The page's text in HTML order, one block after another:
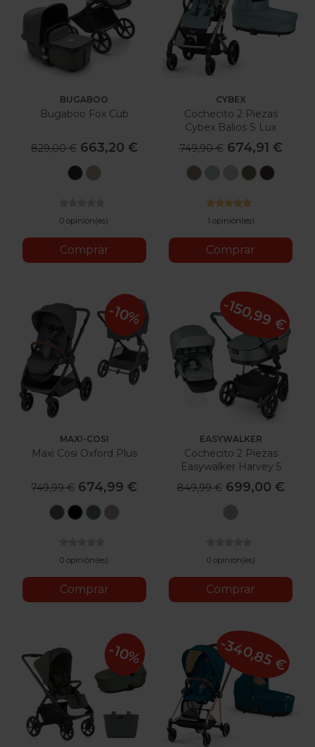
BUGABOO
Bugaboo Fox Cub
829,00 € 663,20 €
NegroBeige
0 opinión(es)
Comprar
CYBEX
Cochecito 2 Piezas
Cybex Balios S Lux
749,90 € 674,91 €
SeashellStormy
StoneMoss
1 opinión(es)
Comprar
MAXI-COSI
Maxi Cosi Oxford Plus
749,99 € 674,99 €
Graphite
BlackGreenTruffle
0 opinión(es)
Comprar
-10%
EASYWALKER
Cochecito 2 Piezas
Easywalker Harvey 5
849,99 € 699,00 €
0 opinión(es)
Comprar
-150,99 €
-10% -340,85 €